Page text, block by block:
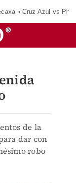
Cruz Azul vs
de la
dar con
robo